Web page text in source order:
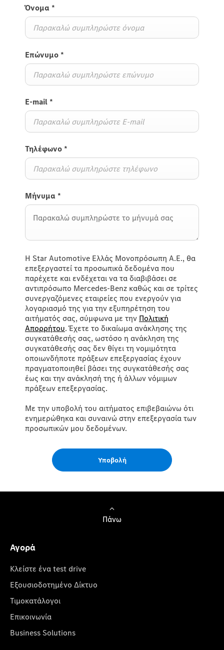
Όνομα *
Επώνυμο *
E-mail *
Τηλέφωνο *
Μήνυμα *
Η Star Automotive Ελλάς Μονοπρόσωπη Α.Ε., θα
επεξεργαστεί τα προσωπικά δεδομένα που
παρέχετε και ενδέχεται να τα διαβιβάσει σε
αντιπρόσωπο Mercedes-Benz καθώς και σε τρίτες
συνεργαζόμενες εταιρείες που ενεργούν για
λογαριασμό της για την εξυπηρέτηση του
αιτήματός σας, σύμφωνα με την Πολιτική
Απορρήτου. Έχετε το δικαίωμα ανάκλησης της
συγκατάθεσής σας, ωστόσο η ανάκληση της
συγκατάθεσής σας δεν θίγει τη νομιμότητα
οποιωνδήποτε πράξεων επεξεργασίας έχουν
πραγματοποιηθεί βάσει της συγκατάθεσής σας
έως και την ανάκλησή της ή άλλων νόμιμων
πράξεων επεξεργασίας.
Με την υποβολή του αιτήματος επιβεβαιώνω ότι
ενημερώθηκα και συναινώ στην επεξεργασία των
προσωπικών μου δεδομένων.
Υποβολή
Πάνω
Αγορά
Κλείστε ένα test drive
Εξουσιοδοτημένο Δίκτυο
Τιμοκατάλογοι
Επικοινωνία
Business Solutions